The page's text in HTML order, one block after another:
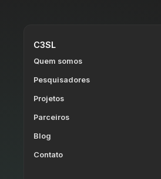
C3SL
Quem somos
Pesquisadores
Projetos
Parceiros
Blog
Contato